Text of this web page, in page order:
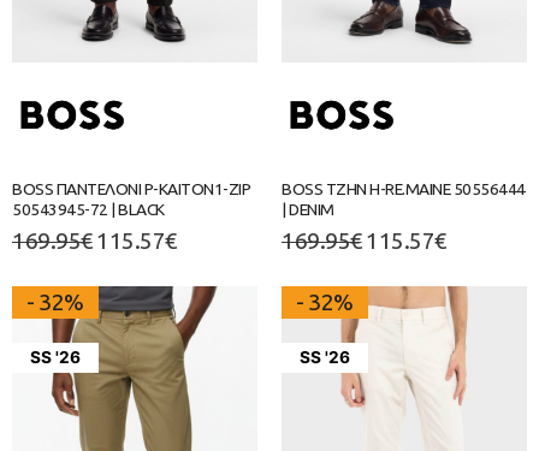
BOSS ΠΑΝΤΕΛΟΝΙ P-KAITON1-ZIP
50543945-72 | BLACK
169.95€ 115.57€
BOSS ΤΖΗΝ H-RE.MAINE 50556444
| DENIM
169.95€ 115.57€
SS '26
- 32%
SS '26
- 32%